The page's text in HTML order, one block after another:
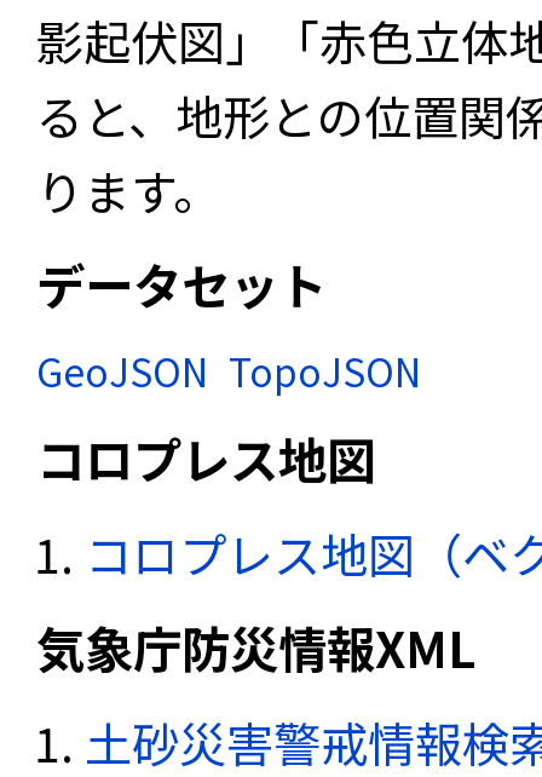
影起伏図」「赤色立体
ると、地形との位置関
ります。
データセット
GeoJSON TopoJSON
コロプレス地図
コロプレス地図（ベ
気象庁防災情報XML
土砂災害警戒情報検